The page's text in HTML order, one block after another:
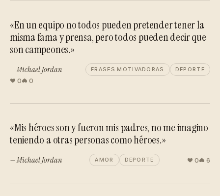
«En un equipo no todos pueden pretender tener la
misma fama y prensa, pero todos pueden decir que
son campeones.»
— Michael Jordan FRASES MOTIVADORAS DEPORTE
0 0
«Mis héroes son y fueron mis padres, no me imagino
teniendo a otras personas como héroes.»
— Michael Jordan AMOR DEPORTE 0 6